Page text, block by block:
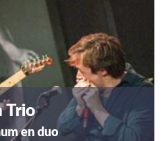
Trio
en duo